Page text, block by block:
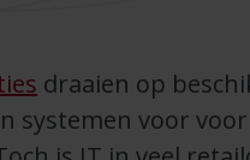
draaien op
systemen voor